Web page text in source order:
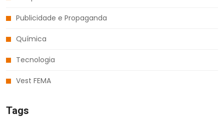
Publicidade e Propaganda
Química
Tecnologia
Vest FEMA
Tags